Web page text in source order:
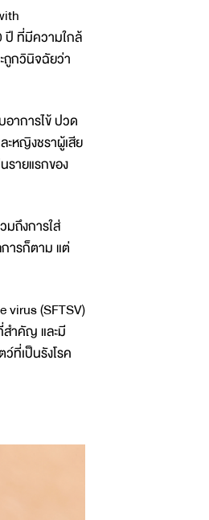
ปี ที่มีความใกล้
ถูกวินิจฉัยว่า
าการไข้ ปวด
ะหญิงชราผู้เสีย
ายแรกของ
ถึงการใส่
ารก็ตาม แต่
virus (SFTSV)
สำคัญ และมี
ที่เป็นรังโรค